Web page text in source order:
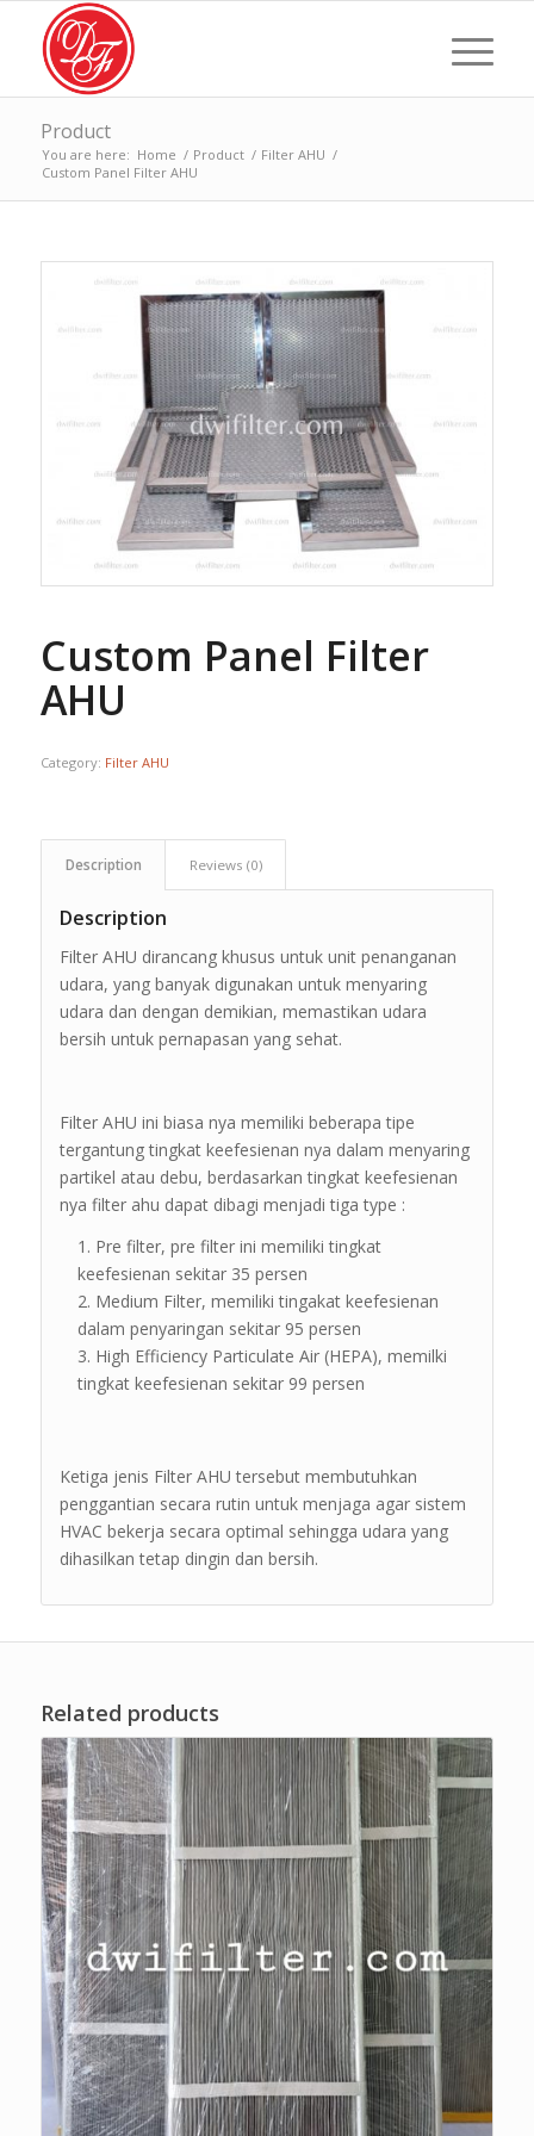
Product
You are here: Home / Product / Filter AHU /
Custom Panel Filter AHU
Custom Panel Filter
AHU
Category: Filter AHU
Description Reviews (0)
Description
Filter AHU dirancang khusus untuk unit penanganan
udara, yang banyak digunakan untuk menyaring
udara dan dengan demikian, memastikan udara
bersih untuk pernapasan yang sehat.
Filter AHU ini biasa nya memiliki beberapa tipe
tergantung tingkat keefesienan nya dalam menyaring
partikel atau debu, berdasarkan tingkat keefesienan
nya filter ahu dapat dibagi menjadi tiga type :
Pre filter, pre filter ini memiliki tingkat
keefesienan sekitar 35 persen
Medium Filter, memiliki tingakat keefesienan
dalam penyaringan sekitar 95 persen
High Efficiency Particulate Air (HEPA), memilki
tingkat keefesienan sekitar 99 persen
Ketiga jenis Filter AHU tersebut membutuhkan
penggantian secara rutin untuk menjaga agar sistem
HVAC bekerja secara optimal sehingga udara yang
dihasilkan tetap dingin dan bersih.
Related products